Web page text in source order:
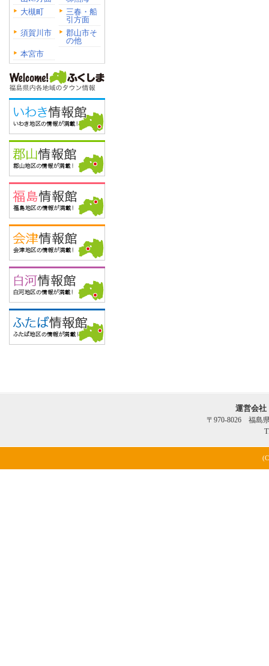
大槻町
三春・船
引方面
須賀川市
郡山市そ
の他
本宮市
運営会
〒970-8026 福島